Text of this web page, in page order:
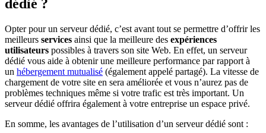
dédié ?
Opter pour un serveur dédié, c’est avant tout se permettre d’offrir les
meilleurs services ainsi que la meilleure des expériences
utilisateurs possibles à travers son site Web. En effet, un serveur
dédié vous aide à obtenir une meilleure performance par rapport à
un hébergement mutualisé (également appelé partagé). La vitesse de
chargement de votre site en sera améliorée et vous n’aurez pas de
problèmes techniques même si votre trafic est très important. Un
serveur dédié offrira également à votre entreprise un espace privé.
En somme, les avantages de l’utilisation d’un serveur dédié sont :